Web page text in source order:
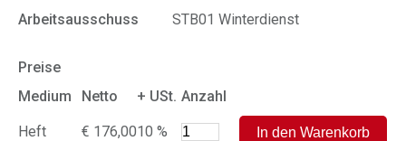
Arbeitsausschuss
STB01 Winterdienst
Preise
Medium
Netto + USt. Anzahl
Heft € 176,0010 %